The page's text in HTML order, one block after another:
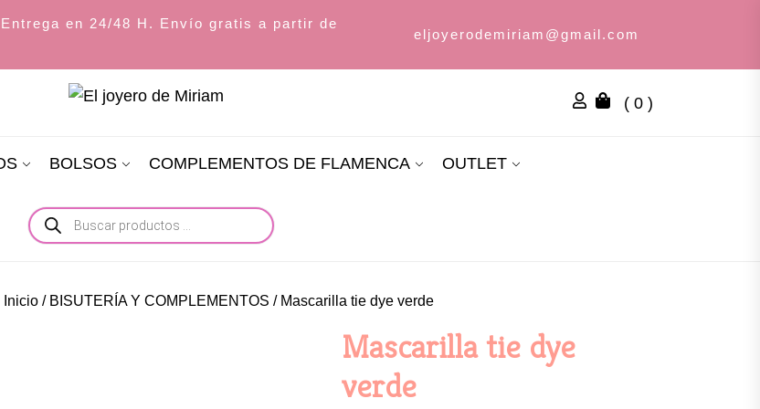
en 24/48 H. Envío gratis a partir de
eljoyerodemiriam@gmail.com
joyero
Miriam
( 0 )
BOLSOS COMPLEMENTOS DE FLAMENCA OUTLET
Búsqueda
de
productos
Inicio / BISUTERÍA Y COMPLEMENTOS / Mascarilla tie dye verde
Mascarilla tie dye
verde